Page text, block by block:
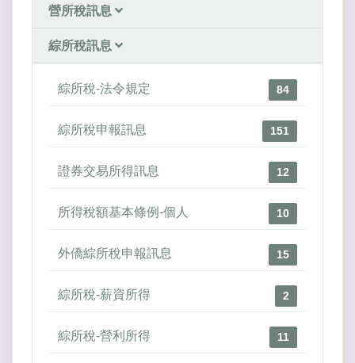
營所稅訊息
綜所稅訊息
綜所稅-法令規定 84
綜所稅申報訊息 151
證券交易所得訊息 12
所得稅額基本條例-個人 10
外僑綜所稅申報訊息 15
綜所稅-薪資所得 2
綜所稅-營利所得 11